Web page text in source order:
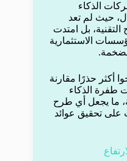
الذكاء
حيث لم تعد
بل امتدت
الاستثمارية
أكثر حذرًا مقارنة
طفرة الذكاء
ما يجعل أي طرح
على تحقيق عوائد